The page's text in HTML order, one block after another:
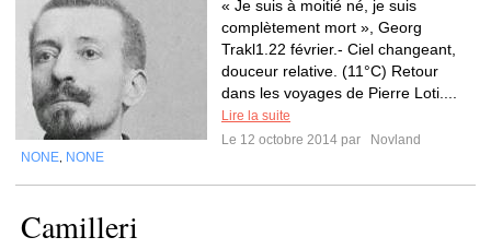
« Je suis à moitié né, je suis
complètement mort », Georg
Trakl1.22 février.- Ciel changeant,
douceur relative. (11°C) Retour
dans les voyages de Pierre Loti....
Lire la suite
Le 12 octobre 2014 par
Novland
NONE NONE
Camilleri